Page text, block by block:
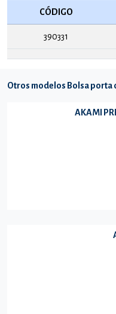
CÓDIGO
390331
Otros modelos Bolsa porta
AKAMI